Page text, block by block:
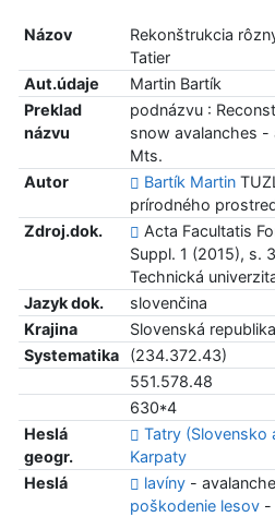
Názov
Rekonštrukcia
Tatier
Aut.údaje
Martin Bartík
Preklad
názvu
podnázvu :
snow avalanches -
Mts.
Autor
Bartík Martin
prírodného
Zdroj.dok.
Acta Facultatis
Suppl. 1 (2015), s.
Technická
Jazyk dok.
slovenčina
Krajina
Slovenská republika
Systematika
(234.372.43)
551.578.48
630*4
Heslá
geogr.
Tatry (Slovensko
Karpaty
Heslá
lavíny-
poškodenie lesov-